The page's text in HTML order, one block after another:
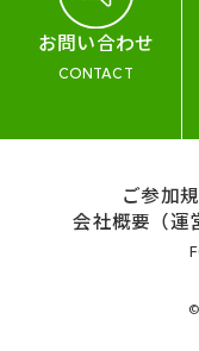
お問い合わせ
CONTACT
ご参加
会社概要（運